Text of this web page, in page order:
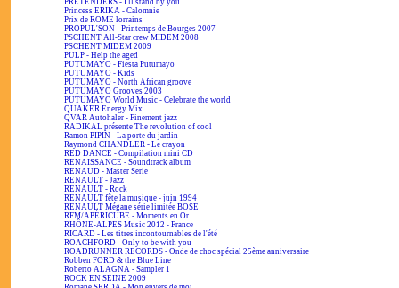
PRETENDERS - I'll stand by you
Princess ERIKA - Calomnie
Prix de ROME lorrains
PROPUL'SON - Printemps de Bourges 2007
PSCHENT All-Star crew MIDEM 2008
PSCHENT MIDEM 2009
PULP - Help the aged
PUTUMAYO - Fiesta Putumayo
PUTUMAYO - Kids
PUTUMAYO - North African groove
PUTUMAYO Grooves 2003
PUTUMAYO World Music - Celebrate the world
QUAKER Energy Mix
QVAR Autohaler - Finement jazz
RADIKAL présente The revolution of cool
Ramon PIPIN - La porte du jardin
Raymond CHANDLER - Le crayon
RED DANCE - Compilation mini CD
RENAISSANCE - Soundtrack album
RENAUD - Master Serie
RENAULT - Jazz
RENAULT - Rock
RENAULT fête la musique - juin 1994
RENAULT Mégane série limitée BOSE
RFM/APÉRICUBE - Moments en Or
RHÔNE-ALPES Music 2012 - France
RICARD - Les titres incontournables de l'été
ROACHFORD - Only to be with you
ROADRUNNER RECORDS - Onde de choc spécial 25ème anniversaire
Robben FORD & the Blue Line
Roberto ALAGNA - Sampler 1
ROCK EN SEINE 2009